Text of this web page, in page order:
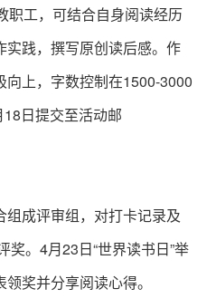
职工，可结合自身阅读经历
实践，撰写原创读后感。作
上，字数控制在1500-3000
日提交至活动邮
组成评审组，对打卡记录及
奖。4月23日“世界读书日”举
奖并分享阅读心得。